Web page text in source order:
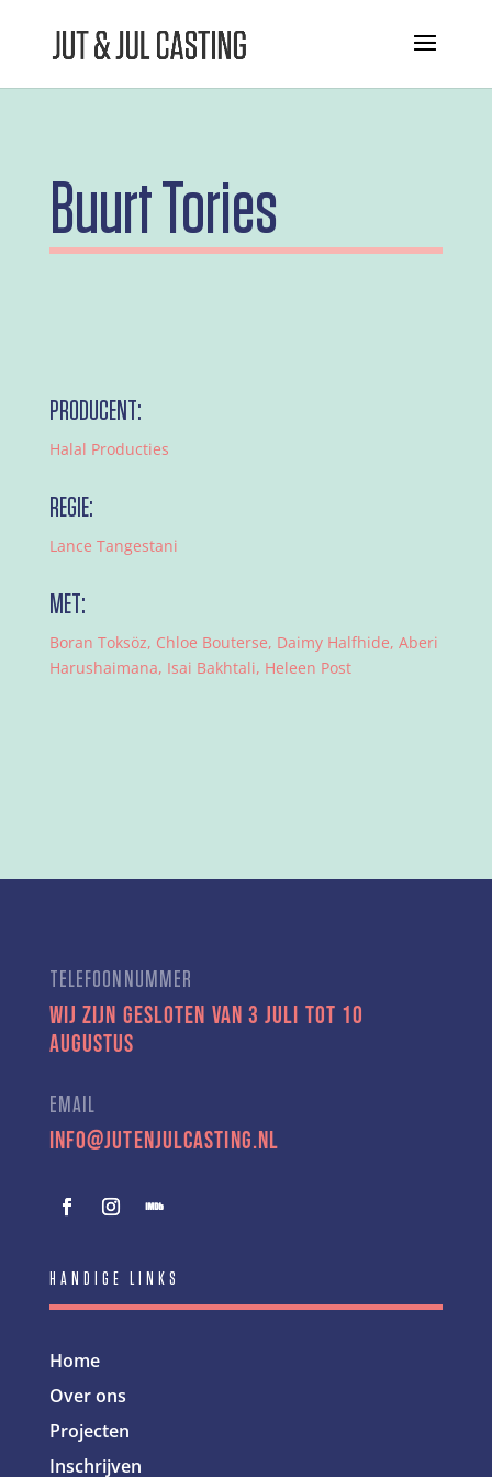
Buurt Tories
PRODUCENT:
Halal Producties
REGIE:
Lance Tangestani
MET:
Boran Toksöz, Chloe Bouterse, Daimy Halfhide, Aberi
Harushaimana, Isai Bakhtali, Heleen Post
TELEFOONNUMMER
Wij zijn gesloten van 3 juli tot 10
augustus
EMAIL
info@jutenjulcasting.nl
HANDIGE LINKS
Home
Over ons
Projecten
Inschrijven